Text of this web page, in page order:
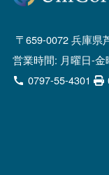
659-0072 兵庫県
営業時間: 月曜日-
0797-55-4301